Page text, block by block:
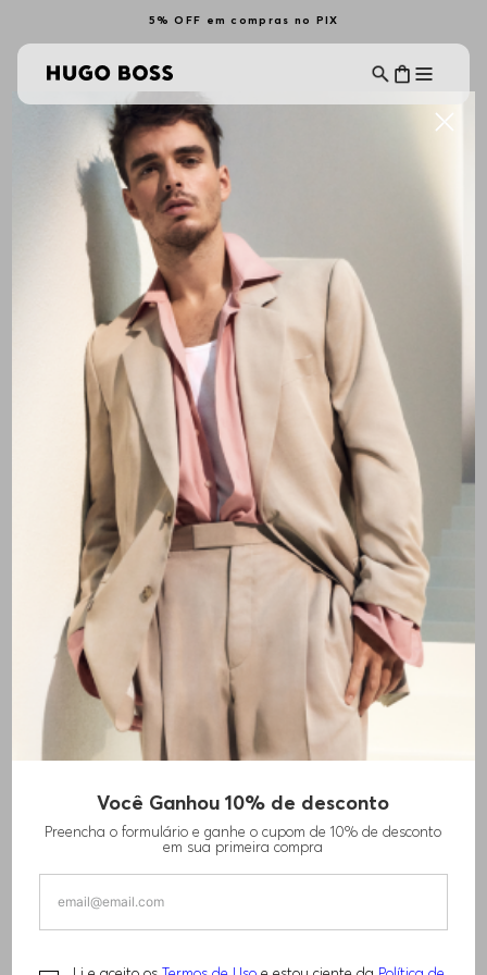
5% OFF em compras no PIX
Você Ganhou 10% de desconto
Preencha o formulário e ganhe o cupom de 10% de desconto
em sua primeira compra
CAMISA DE AJUSTE SLIM EM ALGODÃO